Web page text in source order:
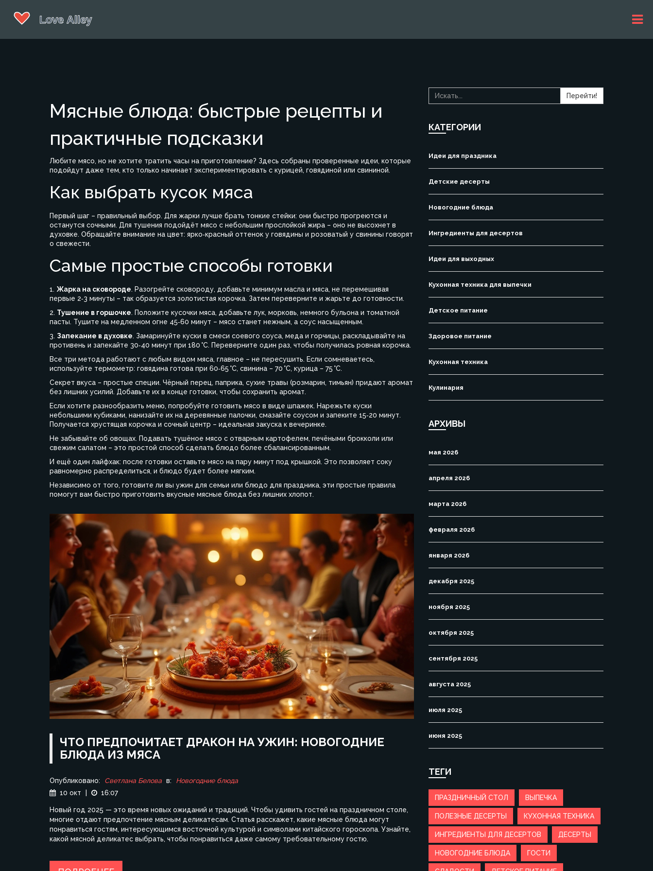
Мясные блюда: быстрые рецепты и
практичные подсказки
Любите мясо, но не хотите тратить часы на приготовление? Здесь собраны проверенные идеи, которые
подойдут даже тем, кто только начинает экспериментировать с курицей, говядиной или свининой.
Как выбрать кусок мяса
Первый шаг – правильный выбор. Для жарки лучше брать тонкие стейки: они быстро прогреются и
останутся сочными. Для тушения подойдёт мясо с небольшим прослойкой жира – оно не высохнет в
духовке. Обращайте внимание на цвет: ярко‑красный оттенок у говядины и розоватый у свинины говорят
о свежести.
Самые простые способы готовки
1. Жарка на сковороде. Разогрейте сковороду, добавьте минимум масла и мяса, не перемешивая
первые 2‑3 минуты – так образуется золотистая корочка. Затем переверните и жарьте до готовности.
2. Тушение в горшочке. Положите кусочки мяса, добавьте лук, морковь, немного бульона и томатной
пасты. Тушите на медленном огне 45‑60 минут – мясо станет нежным, а соус насыщенным.
3. Запекание в духовке. Замаринуйте куски в смеси соевого соуса, меда и горчицы, раскладывайте на
противень и запекайте 30‑40 минут при 180 °C. Переверните один раз, чтобы получилась ровная корочка.
Все три метода работают с любым видом мяса, главное – не пересушить. Если сомневаетесь,
используйте термометр: говядина готова при 60‑65 °C, свинина – 70 °C, курица – 75 °C.
Секрет вкуса – простые специи. Чёрный перец, паприка, сухие травы (розмарин, тимьян) придают аромат
без лишних усилий. Добавьте их в конце готовки, чтобы сохранить аромат.
Если хотите разнообразить меню, попробуйте готовить мясо в виде шпажек. Нарежьте куски
небольшими кубиками, нанизайте их на деревянные палочки, смазайте соусом и запеките 15‑20 минут.
Получается хрустящая корочка и сочный центр – идеальная закуска к вечеринке.
Не забывайте об овощах. Подавать тушёное мясо с отварным картофелем, печёными брокколи или
свежим салатом – это простой способ сделать блюдо более сбалансированным.
И ещё один лайфхак: после готовки оставьте мясо на пару минут под крышкой. Это позволяет соку
равномерно распределиться, и блюдо будет более мягким.
Независимо от того, готовите ли вы ужин для семьи или блюдо для праздника, эти простые правила
помогут вам быстро приготовить вкусные мясные блюда без лишних хлопот.
ЧТО ПРЕДПОЧИТАЕТ ДРАКОН НА УЖИН: НОВОГОДНИЕ
БЛЮДА ИЗ МЯСА
Опубликовано: Светлана Белова в:
Новогодние блюда
10 окт
16:07
Новый год 2025 — это время новых ожиданий и традиций. Чтобы удивить гостей на праздничном столе,
многие отдают предпочтение мясным деликатесам. Статья расскажет, какие мясные блюда могут
понравиться гостям, интересующимся восточной культурой и символами китайского гороскопа. Узнайте,
какой мясной деликатес выбрать, чтобы понравиться даже самому требовательному гостю.
Перейти!
КАТЕГОРИИ
Идеи для праздника
Детские десерты
Новогодние блюда
Ингредиенты для десертов
Идеи для выходных
Кухонная техника для выпечки
Детское питание
Здоровое питание
Кухонная техника
Кулинария
АРХИВЫ
мая 2026
апреля 2026
марта 2026
февраля 2026
января 2026
декабря 2025
ноября 2025
октября 2025
сентября 2025
августа 2025
июля 2025
июня 2025
ТЕГИ
ПРАЗДНИЧНЫЙ СТОЛ ВЫПЕЧКА
ПОЛЕЗНЫЕ ДЕСЕРТЫ КУХОННАЯ ТЕХНИКА
ИНГРЕДИЕНТЫ ДЛЯ ДЕСЕРТОВ ДЕСЕРТЫ
НОВОГОДНИЕ БЛЮДА ГОСТИ